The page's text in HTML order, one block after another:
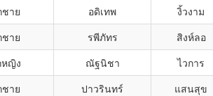
ชาย อดิเทพ งิ้วงาม
ชาย รพีภัทร สิงห์ลอ
หญิง ณัฐนิชา ไวการ
ชาย ปาวรินทร์ แสนสุข